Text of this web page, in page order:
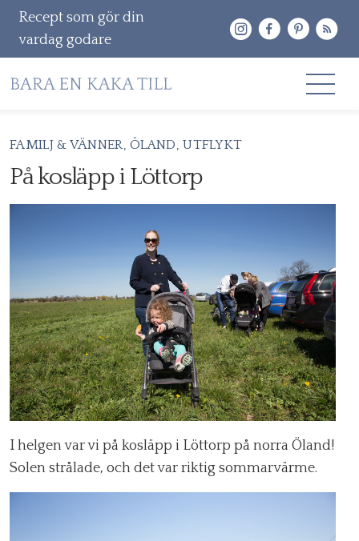
Recept som gör din
vardag godare
Gå
till
innehåll
RECEPT
OM MIG
FAMILJ & VÄNNER ÖLAND UTFLYKT
På kosläpp i Löttorp
I helgen var vi på kosläpp i Löttorp på norra Öland!
Solen strålade, och det var riktig sommarvärme.